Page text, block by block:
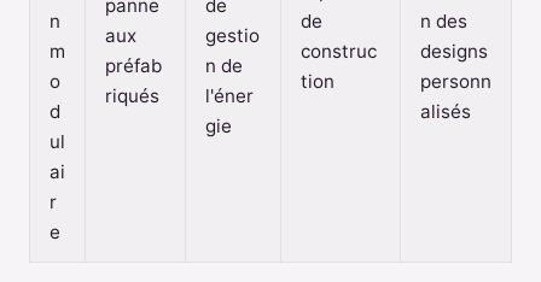
n
m
o
d
ul
ai
r
e
panne
aux
préfab
riqués
de
gestio
n de
l'éner
gie
de
construc
tion
n des
designs
personn
alisés